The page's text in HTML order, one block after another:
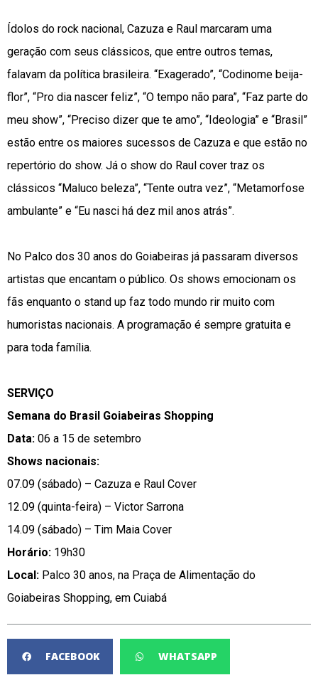
Ídolos do rock nacional, Cazuza e Raul marcaram uma
geração com seus clássicos, que entre outros temas,
falavam da política brasileira. “Exagerado”, “Codinome beija-
flor”, “Pro dia nascer feliz”, “O tempo não para”, “Faz parte do
meu show”, “Preciso dizer que te amo”, “Ideologia” e “Brasil”
estão entre os maiores sucessos de Cazuza e que estão no
repertório do show. Já o show do Raul cover traz os
clássicos “Maluco beleza”, “Tente outra vez”, “Metamorfose
ambulante” e “Eu nasci há dez mil anos atrás”.
No Palco dos 30 anos do Goiabeiras já passaram diversos
artistas que encantam o público. Os shows emocionam os
fãs enquanto o stand up faz todo mundo rir muito com
humoristas nacionais. A programação é sempre gratuita e
para toda família.
SERVIÇO
Semana do Brasil Goiabeiras Shopping
Data: 06 a 15 de setembro
Shows nacionais:
07.09 (sábado) – Cazuza e Raul Cover
12.09 (quinta-feira) – Victor Sarrona
14.09 (sábado) – Tim Maia Cover
Horário: 19h30
Local: Palco 30 anos, na Praça de Alimentação do
Goiabeiras Shopping, em Cuiabá
FACEBOOK WHATSAPP